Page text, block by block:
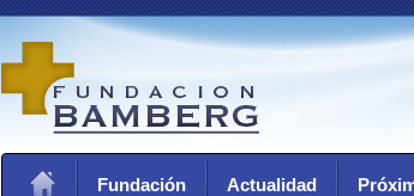
Fundación Actualidad